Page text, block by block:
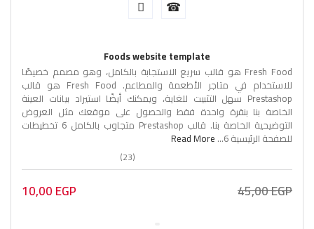
Foods website template
Fresh Food هو قالب سريع الاستجابة بالكامل، وهو مصمم خصيصًا
للاستخدام في متاجر الأطعمة والمطاعم. Fresh Food هو قالب
Prestashop سهل التثبيت للغاية، ويمكنك أيضًا استيراد بيانات العينة
الخاصة بنا بنقرة واحدة فقط والحصول على موقعك مثل العروض
التوضيحية الخاصة بنا. قالب Prestashop متجاوب بالكامل 6 تخطيطات
للصفحة الرئيسية 6... Read More
(23)
10,00EGP 45,00EGP